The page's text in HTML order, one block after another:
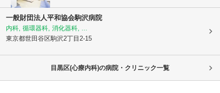
一般財団法人平和協会駒沢病院
内科, 循環器科, 消化器科, ...
東京都世田谷区駒沢2丁目2-15
目黒区(心療内科)の病院・クリニック一覧